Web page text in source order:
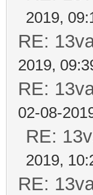
2019,
RE:
2019,
RE:
02-08-
RE:
2019,
RE: